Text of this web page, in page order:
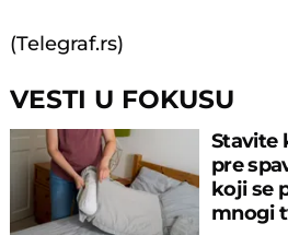
(Telegraf.rs)
VESTI U FOKUSU
Stavite
pre
koji se
mnogi